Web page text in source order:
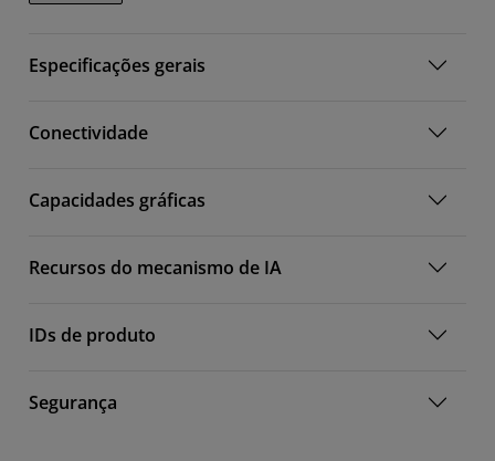
Especificações gerais
Conectividade
Capacidades gráficas
Recursos do mecanismo de IA
IDs de produto
Segurança